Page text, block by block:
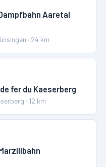
Aaretal
· 24 km
fer du Kaeserberg
· 12 km